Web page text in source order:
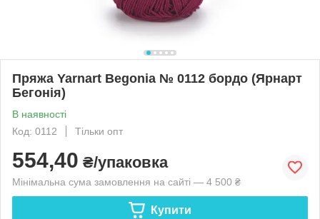
Пряжа Yarnart Begonia № 0112 бордо (Ярнарт
Бегонія)
В наявності
Код: 0112
Тільки опт
554,40 ₴/упаковка
Мінімальна сума замовлення на сайті — 4 500 ₴
Купити